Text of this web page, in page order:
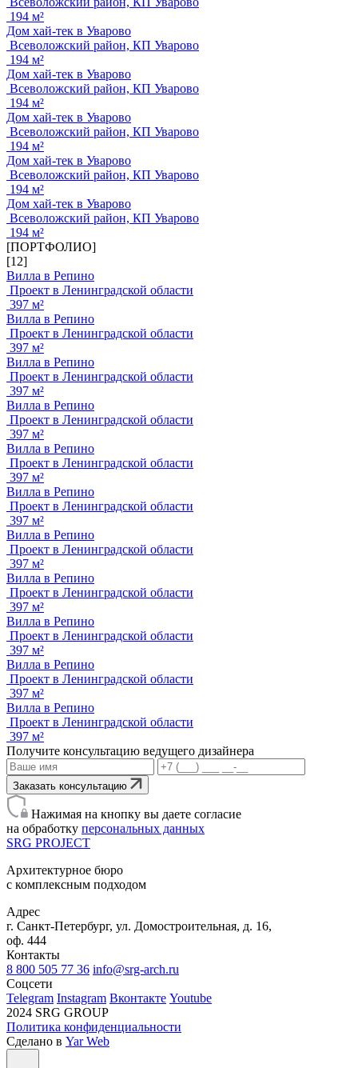
194 м²
Дом хай-тек в Уварово
Всеволожский район, КП Уварово
194 м²
Дом хай-тек в Уварово
Всеволожский район, КП Уварово
194 м²
Дом хай-тек в Уварово
Всеволожский район, КП Уварово
194 м²
Дом хай-тек в Уварово
Всеволожский район, КП Уварово
194 м²
Дом хай-тек в Уварово
Всеволожский район, КП Уварово
194 м²
[ПОРТФОЛИО]
[12]
Вилла в Репино
Проект в Ленинградской области
397 м²
Вилла в Репино
Проект в Ленинградской области
397 м²
Вилла в Репино
Проект в Ленинградской области
397 м²
Вилла в Репино
Проект в Ленинградской области
397 м²
Вилла в Репино
Проект в Ленинградской области
397 м²
Вилла в Репино
Проект в Ленинградской области
397 м²
Вилла в Репино
Проект в Ленинградской области
397 м²
Вилла в Репино
Проект в Ленинградской области
397 м²
Вилла в Репино
Проект в Ленинградской области
397 м²
Вилла в Репино
Проект в Ленинградской области
397 м²
Вилла в Репино
Проект в Ленинградской области
397 м²
Получите консультацию ведущего дизайнера
Заказать консультацию
Нажимая на кнопку вы даете согласие
на обработку персональных данных
SRG PROJECT
Архитектурное бюро
с комплексным подходом
Адрес
г. Санкт-Петербург, ул. Домостроительная, д. 16,
оф. 444
Контакты
8 800 505 77 36 info@srg-arch.ru
Соцсети
Telegram Instagram Вконтакте Youtube
2024 SRG GROUP
Политика конфиденциальности
Сделано в Yar Web